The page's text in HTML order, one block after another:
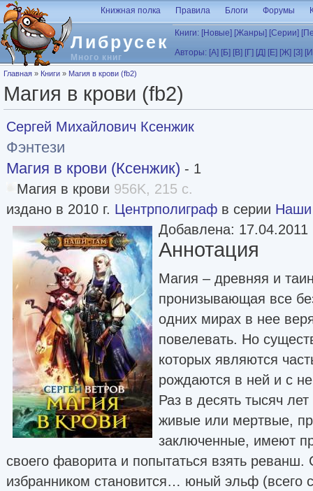
Перейти к основному содержанию
Либрусек
Много книг
Книжная полка Правила Блоги Форумы
Книги: [Новые] [Жанры] [Серии]
Авторы: [А] [Б] [В] [Г] [Д] [Е] [Ж] [З]
Вы здесь
Главная » Книги » Магия в крови (fb2)
Магия в крови (fb2)
Сергей Михайлович Ксенжик
Фэнтези
Магия в крови (Ксенжик) - 1
Магия в крови 956K, 215 с.
издано в 2010 г. Центрполиграф в серии Наши
Добавлена: 17.04.2011
Аннотация
Магия – древняя и
пронизывающая все
одних мирах в нее
повелевать. Но
которых являются
рождаются в ней и с
Раз в десять тысяч
живые или мертвые,
заключенные, имеют
своего фаворита и попытаться взять реванш.
избранником становится… юный эльф (всего